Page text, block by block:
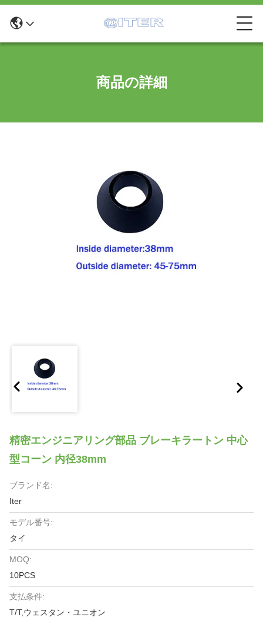
商品の詳細
精密エンジニアリング部品 ブレーキラートン 中心
型コーン 内径38mm
ブランド名:
Iter
モデル番号:
タイ
MOQ:
10PCS
支払条件:
T/T,ウェスタン・ユニオン